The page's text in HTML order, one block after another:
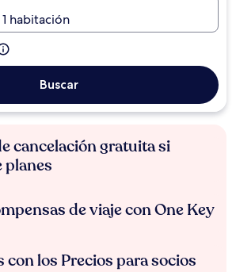
habitación
Buscar
cancelación gratuita si
planes
de viaje con One Key
con los Precios para socios